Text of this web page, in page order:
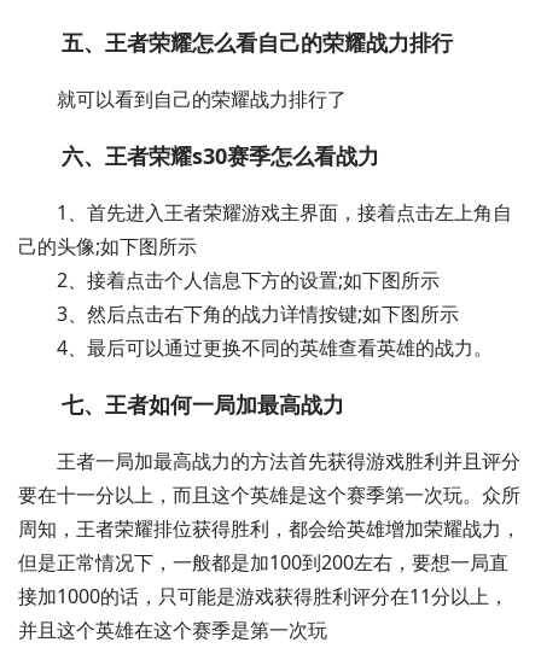
五、王者荣耀怎么看自己的荣耀战力排行
就可以看到自己的荣耀战力排行了
六、王者荣耀s30赛季怎么看战力
1、首先进入王者荣耀游戏主界面，接着点击左上角自
己的头像;如下图所示
2、接着点击个人信息下方的设置;如下图所示
3、然后点击右下角的战力详情按键;如下图所示
4、最后可以通过更换不同的英雄查看英雄的战力。
七、王者如何一局加最高战力
王者一局加最高战力的方法首先获得游戏胜利并且评分
要在十一分以上，而且这个英雄是这个赛季第一次玩。众所
周知，王者荣耀排位获得胜利，都会给英雄增加荣耀战力，
但是正常情况下，一般都是加100到200左右，要想一局直
接加1000的话，只可能是游戏获得胜利评分在11分以上，
并且这个英雄在这个赛季是第一次玩